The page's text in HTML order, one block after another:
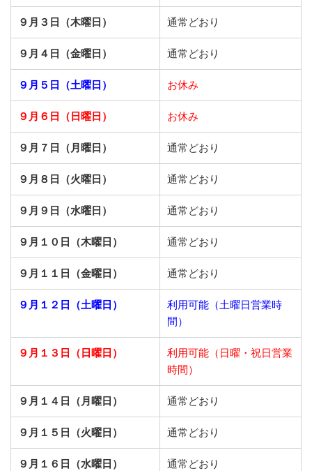
９月３日（木曜日） 通常どおり
９月４日（金曜日） 通常どおり
９月５日（土曜日） お休み
９月６日（日曜日） お休み
９月７日（月曜日） 通常どおり
９月８日（火曜日） 通常どおり
９月９日（水曜日） 通常どおり
９月１０日（木曜日） 通常どおり
９月１１日（金曜日） 通常どおり
９月１２日（土曜日）
利用可能（土曜日営業時
間）
９月１３日（日曜日）
利用可能（日曜・祝日営業
時間）
９月１４日（月曜日） 通常どおり
９月１５日（火曜日） 通常どおり
９月１６日（水曜日） 通常どおり